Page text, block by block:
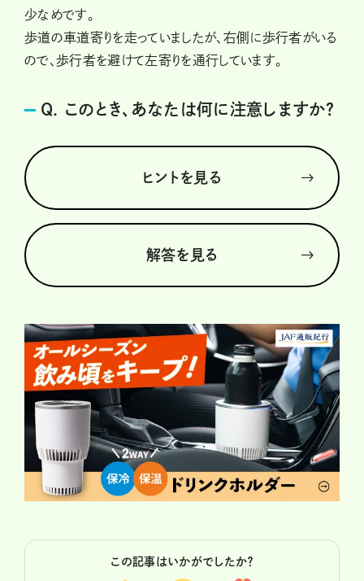
少なめです。
歩道の車道寄りを走っていましたが、右側に歩行者がいる
ので、歩行者を避けて左寄りを通行しています。
Q. このとき、あなたは何に注意しますか？
ヒントを見る
解答を見る
この記事はいかがでしたか？